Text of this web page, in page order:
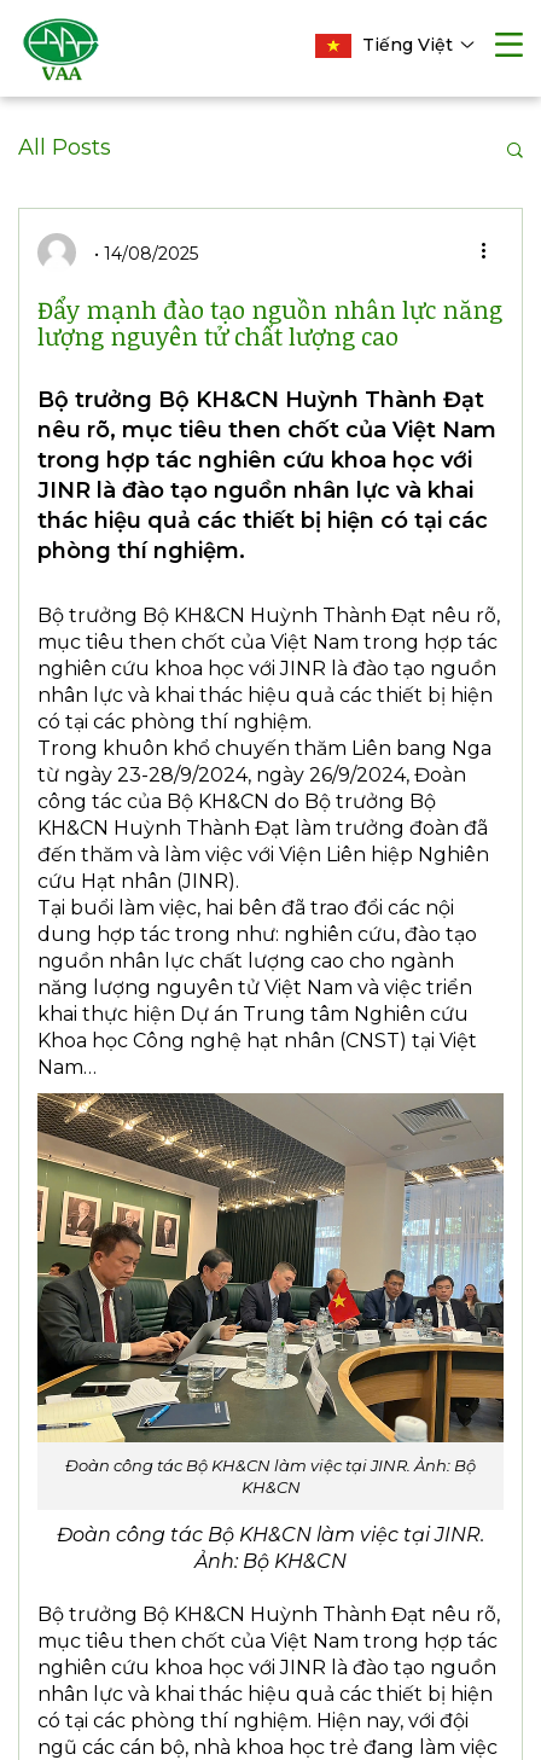
Tiếng Việt
All Posts
14/08/2025
Đẩy mạnh đào tạo nguồn nhân lực năng
lượng nguyên tử chất lượng cao
Bộ trưởng Bộ KH&CN Huỳnh Thành Đạt
nêu rõ, mục tiêu then chốt của Việt Nam
trong hợp tác nghiên cứu khoa học với
JINR là đào tạo nguồn nhân lực và khai
thác hiệu quả các thiết bị hiện có tại các
phòng thí nghiệm.
Bộ trưởng Bộ KH&CN Huỳnh Thành Đạt nêu rõ,
mục tiêu then chốt của Việt Nam trong hợp tác
nghiên cứu khoa học với JINR là đào tạo nguồn
nhân lực và khai thác hiệu quả các thiết bị hiện
có tại các phòng thí nghiệm.
Trong khuôn khổ chuyến thăm Liên bang Nga
từ ngày 23-28/9/2024, ngày 26/9/2024, Đoàn
công tác của Bộ KH&CN do Bộ trưởng Bộ
KH&CN Huỳnh Thành Đạt làm trưởng đoàn đã
đến thăm và làm việc với Viện Liên hiệp Nghiên
cứu Hạt nhân (JINR).
Tại buổi làm việc, hai bên đã trao đổi các nội
dung hợp tác trong như: nghiên cứu, đào tạo
nguồn nhân lực chất lượng cao cho ngành
năng lượng nguyên tử Việt Nam và việc triển
khai thực hiện Dự án Trung tâm Nghiên cứu
Khoa học Công nghệ hạt nhân (CNST) tại Việt
Nam…
Đoàn công tác Bộ KH&CN làm việc tại JINR. Ảnh: Bộ
KH&CN
Đoàn công tác Bộ KH&CN làm việc tại JINR.
Ảnh: Bộ KH&CN
Bộ trưởng Bộ KH&CN Huỳnh Thành Đạt nêu rõ,
mục tiêu then chốt của Việt Nam trong hợp tác
nghiên cứu khoa học với JINR là đào tạo nguồn
nhân lực và khai thác hiệu quả các thiết bị hiện
có tại các phòng thí nghiệm. Hiện nay, với đội
ngũ các cán bộ, nhà khoa học trẻ đang làm việc